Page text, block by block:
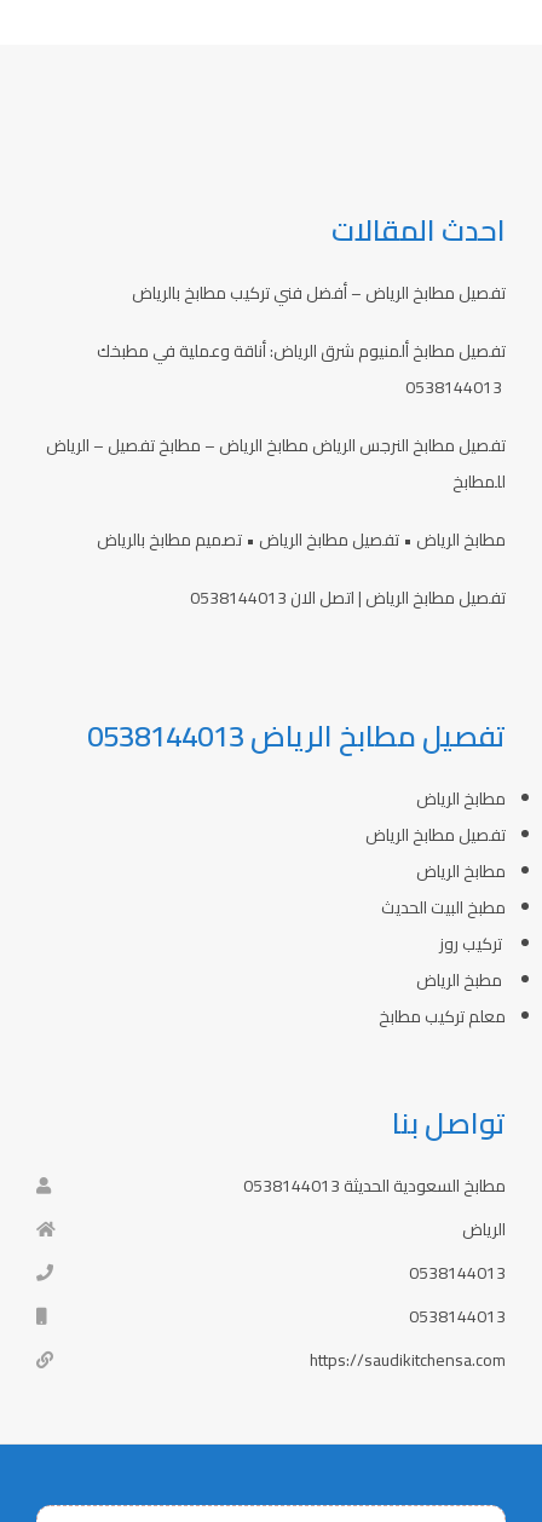
احدث المقالات
تفصيل مطابخ الرياض – أفضل فني تركيب مطابخ بالرياض
تفصيل مطابخ ألمنيوم شرق الرياض: أناقة وعملية في مطبخك
تفصيل مطابخ النرجس الرياض مطابخ الرياض – مطابخ تفصيل – الرياض
للمطابخ
مطابخ الرياض • تفصيل مطابخ الرياض • تصميم مطابخ بالرياض
تفصيل مطابخ الرياض | اتصل الان 0538144013
تفصيل مطابخ الرياض 0538144013
مطابخ الرياض
تفصيل مطابخ الرياض
مطابخ الرياض
مطبخ البيت الحديث
تركيب روز
مطبخ الرياض
معلم تركيب مطابخ
تواصل بنا
مطابخ السعودية الحديثة 0538144013
الرياض
0538144013
0538144013
https://saudikitchensa.com